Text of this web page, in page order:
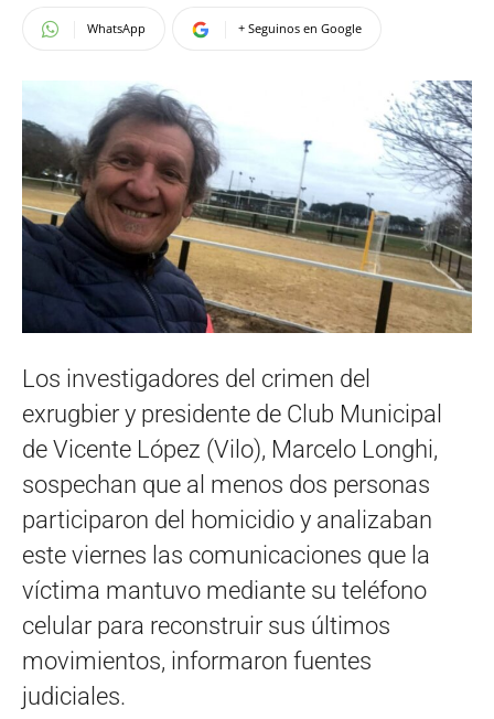
WhatsApp + Seguinos en Google
Los investigadores del crimen del
exrugbier y presidente de Club Municipal
de Vicente López (Vilo), Marcelo Longhi,
sospechan que al menos dos personas
participaron del homicidio y analizaban
este viernes las comunicaciones que la
víctima mantuvo mediante su teléfono
celular para reconstruir sus últimos
movimientos, informaron fuentes
judiciales.